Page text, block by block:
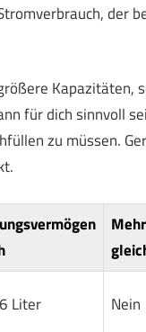
der
Kapazitäten,
für dich sinnvoll
zu müssen.
Liter Nein